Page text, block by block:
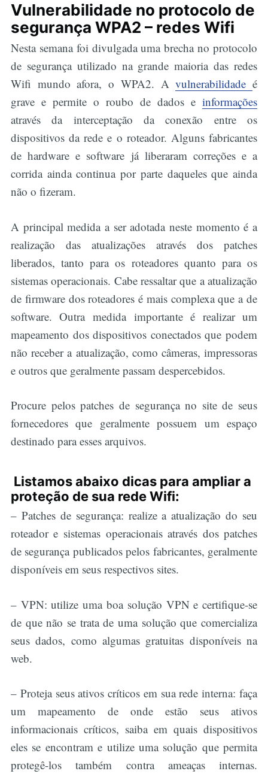
Vulnerabilidade no protocolo de
segurança WPA2 – redes Wifi
Nesta semana foi divulgada uma brecha no protocolo
de segurança utilizado na grande maioria das redes
Wifi mundo afora, o WPA2. Avulnerabilidadeé
grave e permite o roubo de dados einformações
através da interceptação da conexão entre os
dispositivos da rede e o roteador. Alguns fabricantes
de hardware e software já liberaram correções e a
corrida ainda continua por parte daqueles que ainda
não o fizeram.
A principal medida a ser adotada neste momento é a
realização das atualizações através dos patches
liberados, tanto para os roteadores quanto para os
sistemas operacionais. Cabe ressaltar que a atualização
de firmware dos roteadores é mais complexa que a de
software. Outra medida importante é realizar um
mapeamento dos dispositivos conectados que podem
não receber a atualização, como câmeras, impressoras
e outros que geralmente passam despercebidos.
Procure pelos patches de segurança no site de seus
fornecedores que geralmente possuem um espaço
destinado para esses arquivos.
Listamos abaixo dicas para ampliar a
proteção de sua rede Wifi:
– Patches de segurança: realize a atualização do seu
roteador e sistemas operacionais através dos patches
de segurança publicados pelos fabricantes, geralmente
disponíveis em seus respectivos sites.
– VPN: utilize uma boa solução VPN e certifique-se
de que não se trata de uma solução que comercializa
seus dados, como algumas gratuitas disponíveis na
web.
– Proteja seus ativos críticos em sua rede interna: faça
um mapeamento de onde estão seus ativos
informacionais críticos, saiba em quais dispositivos
eles se encontram e utilize uma solução que permita
protegê-los também contra ameaças internas.